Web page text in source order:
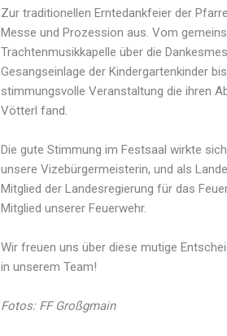
Zur traditionellen Erntedankfeier der
Messe und Prozession aus. Vom
Trachtenmusikkapelle über die
Gesangseinlage der Kindergartenkinder
stimmungsvolle Veranstaltung die ihren
Vötterl fand.
Die gute Stimmung im Festsaal wirkte
unsere Vizebürgermeisterin, und als
Mitglied der Landesregierung für das
Mitglied unserer Feuerwehr.
Wir freuen uns über diese mutige
in unserem Team!
Fotos: FF Großgmain